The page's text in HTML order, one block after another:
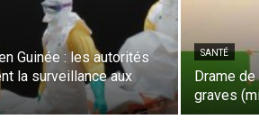
Guinée : les autorités
la surveillance aux
SANTÉ
Drame
graves